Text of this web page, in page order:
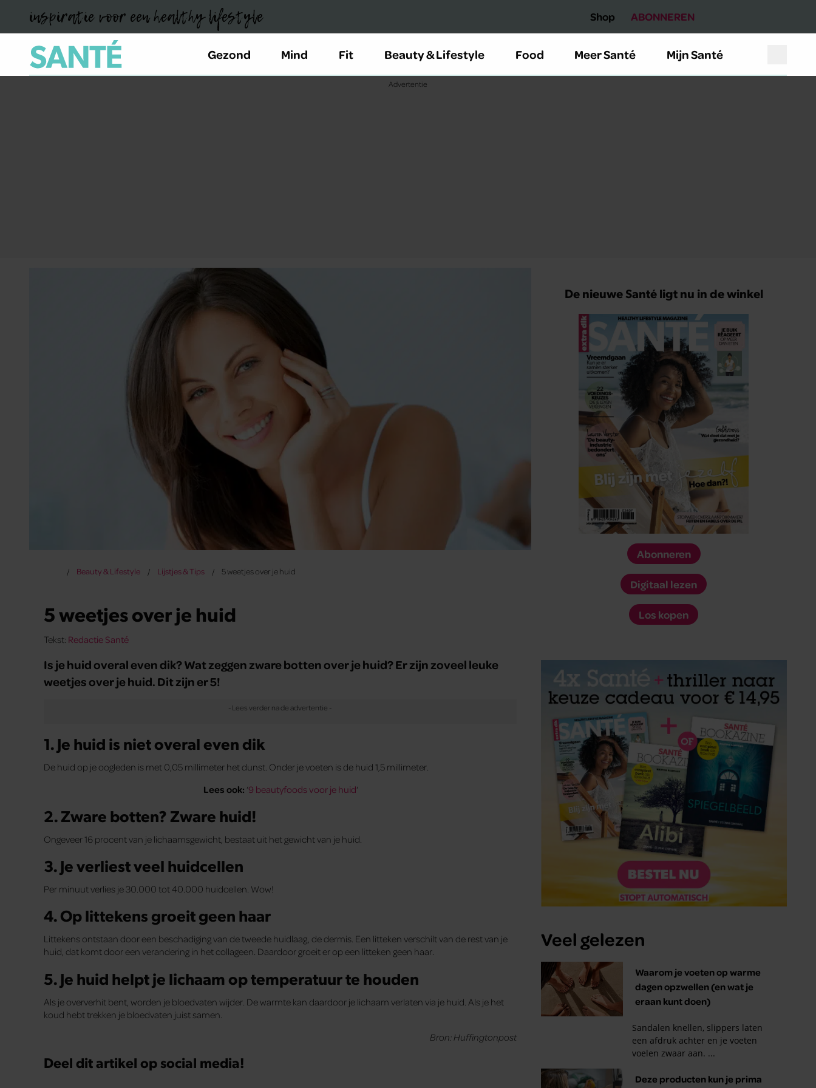
inspiratie voor een healthy lifestyle Shop ABONNEREN
Gezond Mind Fit Beauty & Lifestyle Food Meer Santé Mijn Santé
Beauty & Lifestyle Lijstjes & Tips 5 weetjes over je huid
5 weetjes over je huid
Tekst: Redactie Santé
Is je huid overal even dik? Wat zeggen zware botten over je huid? Er zijn zoveel leuke
weetjes over je huid. Dit zijn er 5!
1. Je huid is niet overal even dik
De huid op je oogleden is met 0,05 millimeter het dunst. Onder je voeten is de huid 1,5 millimeter.
Lees ook: ‘9 beautyfoods voor je huid‘
2. Zware botten? Zware huid!
Ongeveer 16 procent van je lichaamsgewicht, bestaat uit het gewicht van je huid.
3. Je verliest veel huidcellen
Per minuut verlies je 30.000 tot 40.000 huidcellen. Wow!
4. Op littekens groeit geen haar
Littekens ontstaan door een beschadiging van de tweede huidlaag, de dermis. Een litteken verschilt van de rest van je
huid, dat komt door een verandering in het collageen. Daardoor groeit er op een litteken geen haar.
5. Je huid helpt je lichaam op temperatuur te houden
Als je oververhit bent, worden je bloedvaten wijder. De warmte kan daardoor je lichaam verlaten via je huid. Als je het
koud hebt trekken je bloedvaten juist samen.
Bron: Huffingtonpost
Deel dit artikel op social media!
De nieuwe Santé ligt nu in de winkel
Abonneren
Digitaal lezen
Los kopen